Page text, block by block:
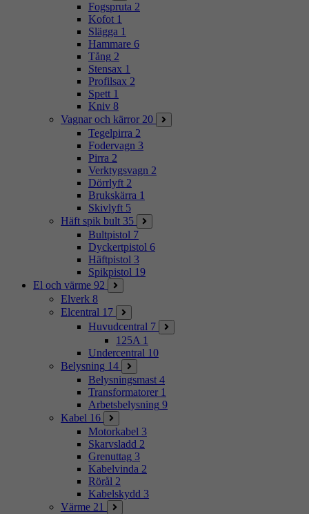
Fogspruta 2
Kofot 1
Slägga 1
Hammare 6
Tång 2
Stensax 1
Profilsax 2
Spett 1
Kniv 8
Vagnar och kärror 20
Tegelpirra 2
Fodervagn 3
Pirra 2
Verktygsvagn 2
Dörrlyft 2
Brukskärra 1
Skivlyft 5
Häft spik bult 35
Bultpistol 7
Dyckertpistol 6
Häftpistol 3
Spikpistol 19
El och värme 92
Elverk 8
Elcentral 17
Huvudcentral 7
125A 1
Undercentral 10
Belysning 14
Belysningsmast 4
Transformatorer 1
Arbetsbelysning 9
Kabel 16
Motorkabel 3
Skarvsladd 2
Grenuttag 3
Kabelvinda 2
Rörål 2
Kabelskydd 3
Värme 21